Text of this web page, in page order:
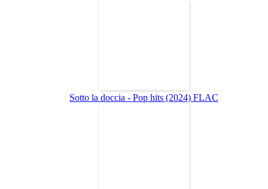
Sotto la doccia - Pop hits (2024) FLAC